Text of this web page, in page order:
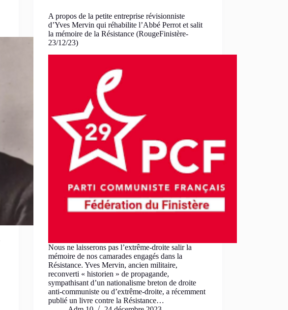
A propos de la petite entreprise révisionniste
d’Yves Mervin qui réhabilite l’Abbé Perrot et salit
la mémoire de la Résistance (RougeFinistère-
23/12/23)
Nous ne laisserons pas l’extrême-droite salir la
mémoire de nos camarades engagés dans la
Résistance. Yves Mervin, ancien militaire,
reconverti « historien » de propagande,
sympathisant d’un nationalisme breton de droite
anti-communiste ou d’extrême-droite, a récemment
publié un livre contre la Résistance…